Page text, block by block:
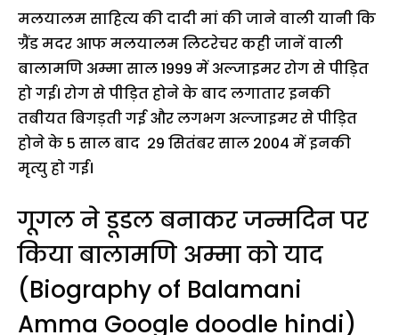
मलयालम साहित्य की दादी मां की जाने वाली यानी कि
ग्रैंड मदर आफ मलयालम लिटरेचर कही जानें वाली
बालामणि अम्मा साल 1999 में अल्जाइमर रोग से पीड़ित
हो गई। रोग से पीड़ित होने के बाद लगातार इनकी
तबीयत बिगड़ती गई और लगभग अल्जाइमर से पीड़ित
होने के 5 साल बाद 29 सितंबर साल 2004 में इनकी
मृत्यु हो गई।
गूगल ने डूडल बनाकर जन्मदिन पर
किया बालामणि अम्मा को याद
(Biography of Balamani
Amma Google doodle hindi)